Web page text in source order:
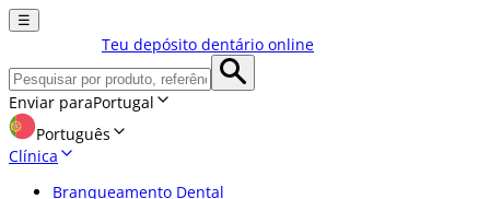
☰
Teu depósito dentário online
Enviar paraPortugal
Português
Clínica
Branqueamento Dental